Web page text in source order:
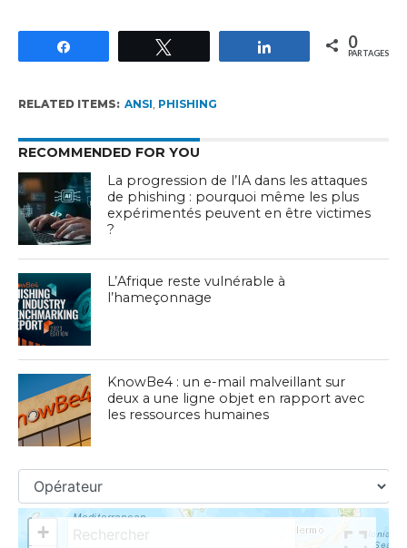
Partagez 0
PARTAGES
RELATED ITEMS: ANSI PHISHING
RECOMMENDED FOR YOU
La progression de l’IA dans les attaques
de phishing : pourquoi même les plus
expérimentés peuvent en être victimes
?
L’Afrique reste vulnérable à
l’hameçonnage
KnowBe4 : un e-mail malveillant sur
deux a une ligne objet en rapport avec
les ressources humaines